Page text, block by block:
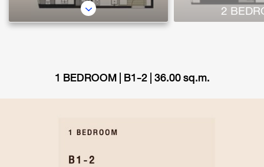
2
1 BEDROOM | B1-2 | 36.00 sq.m.